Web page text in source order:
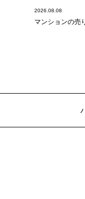
2026.08.08
マンションの売